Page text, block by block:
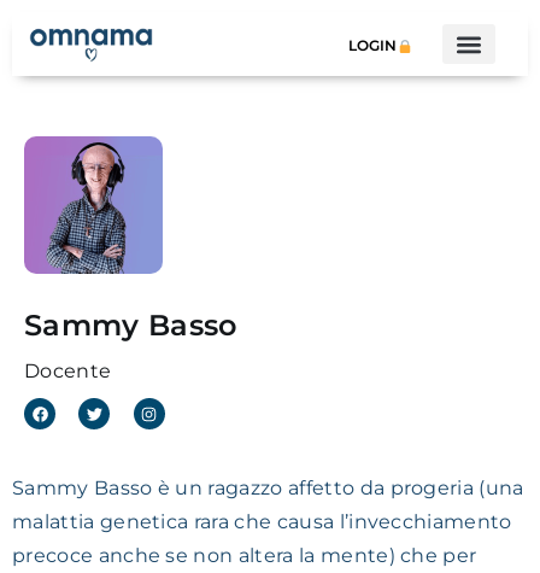
LOGIN
Sammy Basso
Docente
Sammy Basso è un ragazzo affetto da progeria (una
malattia genetica rara che causa l’invecchiamento
precoce anche se non altera la mente) che per